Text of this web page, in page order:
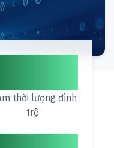
thời lượng đình
trệ